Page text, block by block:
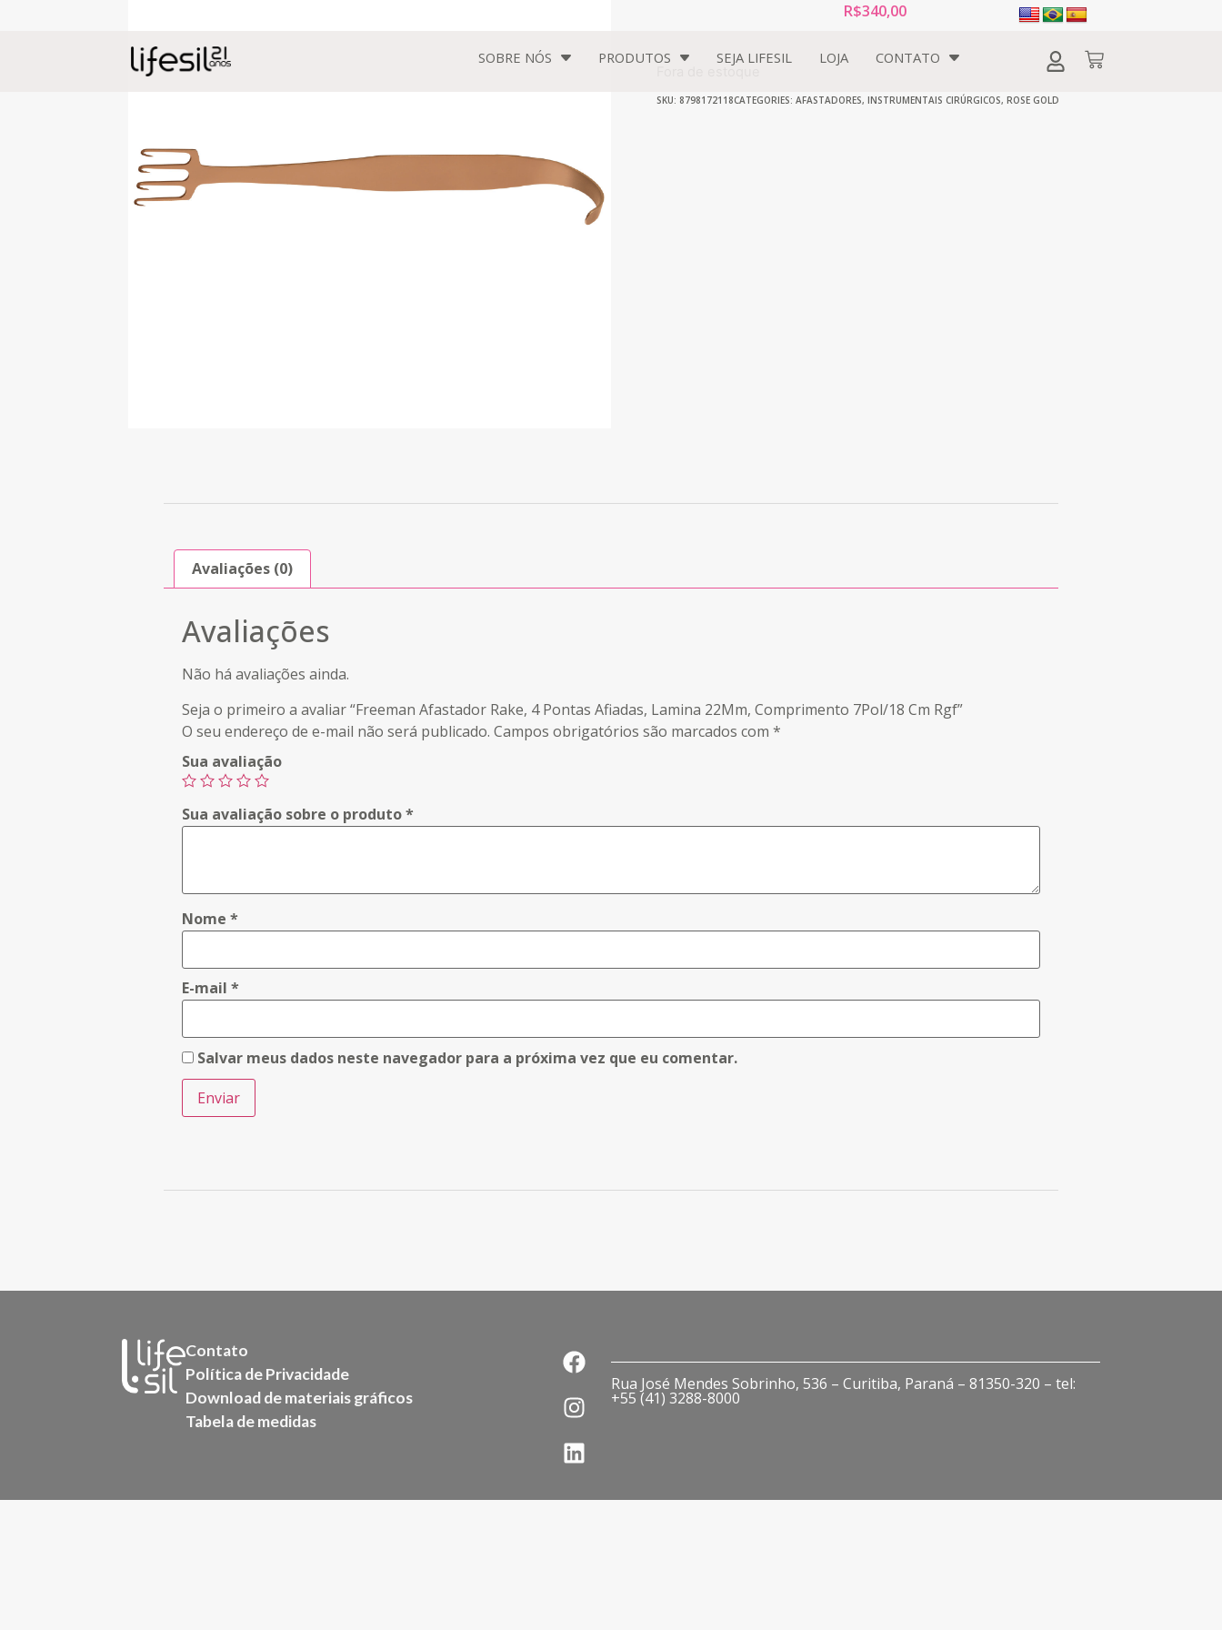
SOBRE NÓS PRODUTOS SEJA LIFESIL LOJA CONTATO
R$340,00
SKU: 8798172118CATEGORIES: AFASTADORES, INSTRUMENTAIS CIRÚRGICOS, ROSE GOLD
Avaliações (0)
Avaliações
Não há avaliações ainda.
Seja o primeiro a avaliar “Freeman Afastador Rake, 4 Pontas Afiadas, Lamina 22Mm, Comprimento 7Pol/18 Cm Rgf”
O seu endereço de e-mail não será publicado. Campos obrigatórios são marcados com *
Sua avaliação
Sua avaliação sobre o produto*
Nome *
E-mail *
Salvar meus dados neste navegador para a próxima vez que eu comentar.
Contato
Política de Privacidade
Download de materiais gráficos
Tabela de medidas
Rua José Mendes Sobrinho, 536 – Curitiba, Paraná – 81350-320 – tel:
+55 (41) 3288-8000